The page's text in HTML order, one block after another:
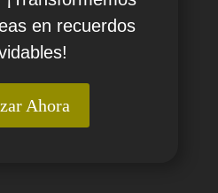
en recuerdos
Ahora